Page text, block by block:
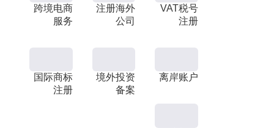
跨境电商
服务
注册海外
公司
VAT税号
注册
国际商标
注册
境外投资
备案
离岸账户